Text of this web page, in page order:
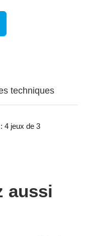
techniques
4 jeux de 3
aussi